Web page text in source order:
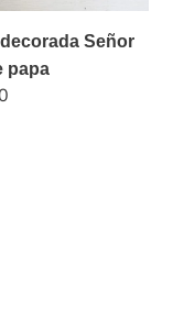
Señor
papa